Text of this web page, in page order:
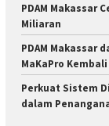
PDAM Makassar
Miliaran
PDAM Makassar
MaKaPro
Perkuat Sistem
dalam